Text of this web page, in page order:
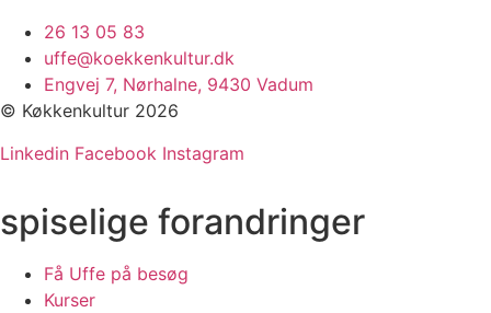
26 13 05 83
uffe@koekkenkultur.dk
Engvej 7, Nørhalne, 9430 Vadum
© Køkkenkultur 2026
Linkedin Facebook Instagram
spiselige forandringer
Få Uffe på besøg
Kurser